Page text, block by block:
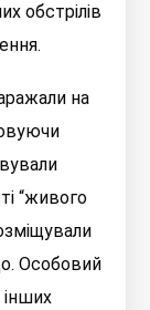
обстрілів
на
“живого
Особовий